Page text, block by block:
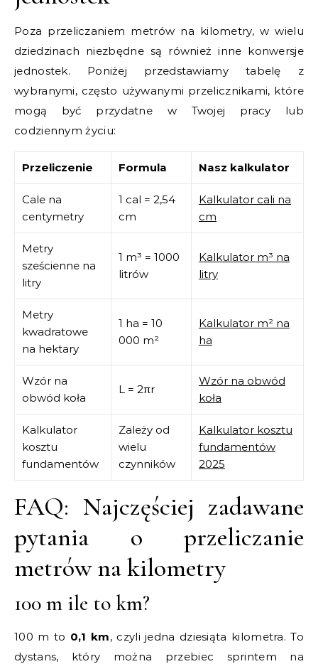
Poza przeliczaniem metrów na kilometry, w wielu
dziedzinach niezbędne są również inne konwersje
jednostek. Poniżej przedstawiamy tabelę z
wybranymi, często używanymi przelicznikami, które
mogą być przydatne w Twojej pracy lub
codziennym życiu:
Przeliczenie Formula Nasz kalkulator
Cale na
centymetry
1 cal = 2,54
cm
Kalkulator cali na
cm
Metry
sześcienne na
litry
1 m³ = 1000
litrów
Kalkulator m³ na
litry
Metry
kwadratowe
na hektary
1 ha = 10
000 m²
Kalkulator m² na
ha
Wzór na
obwód koła
L = 2πr
Wzór na obwód
koła
Kalkulator
kosztu
fundamentów
Zależy od
wielu
czynników
Kalkulator kosztu
fundamentów
2025
FAQ: Najczęściej zadawane
pytania o przeliczanie
metrów na kilometry
100 m ile to km?
100 m to 0,1 km, czyli jedna dziesiąta kilometra. To
dystans, który można przebiec sprintem na